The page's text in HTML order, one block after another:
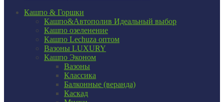
Кашпо & Горшки
Кашпо&Автополив Идеальный выбор
Кашпо озеленение
Кашпо Lechuza оптом
Вазоны LUXURY
Кашпо Эконом
Вазоны
Классика
Балконные (веранда)
Каскад